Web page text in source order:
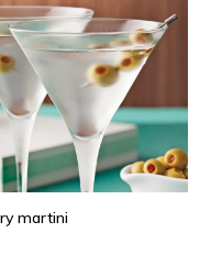
martini